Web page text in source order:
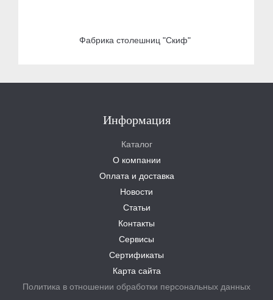
Фабрика столешниц "Скиф"
Информация
Каталог
О компании
Оплата и доставка
Новости
Статьи
Контакты
Сервисы
Сертификаты
Карта сайта
Политика в отношении обработки персональных данных